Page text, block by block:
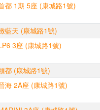
都 1期 5座 (康城路1號)
藍天 (康城路1號)
3座 (康城路1號)
都 (康城路1號)
海 2A座 (康城路1號)